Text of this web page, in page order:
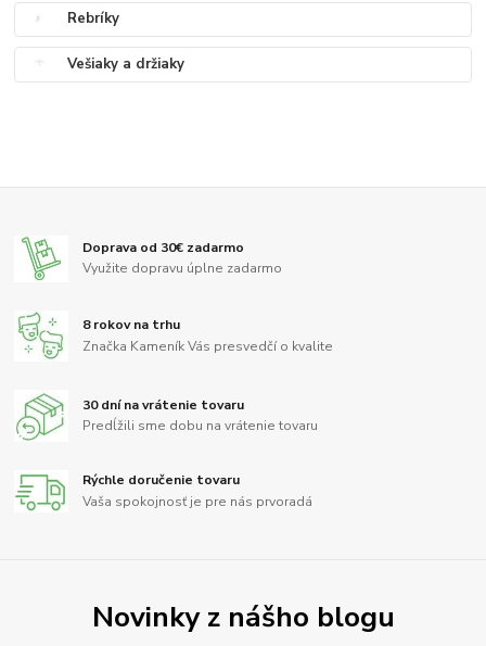
Rebríky
Vešiaky a držiaky
Doprava od 30€ zadarmo
Využite dopravu úplne zadarmo
8 rokov na trhu
Značka Kameník Vás presvedčí o kvalite
30 dní na vrátenie tovaru
Predĺžili sme dobu na vrátenie tovaru
Rýchle doručenie tovaru
Vaša spokojnosť je pre nás prvoradá
Novinky z nášho blogu